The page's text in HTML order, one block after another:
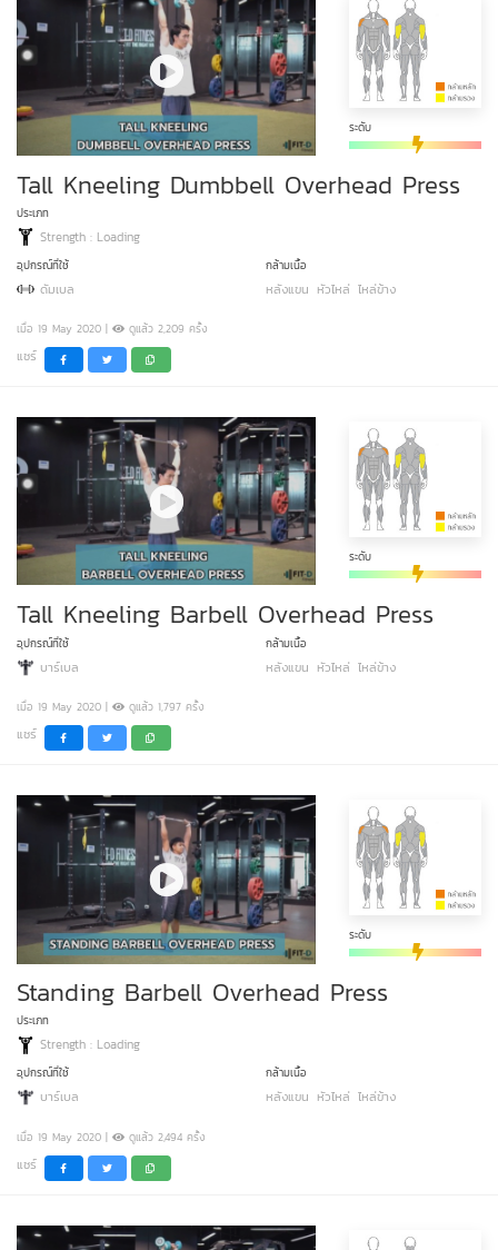
ระดับ
Tall Kneeling Dumbbell Overhead Press
ประเภท
Strength : Loading
อุปกรณ์ที่ใช้
ดัมเบล
กล้ามเนื้อ
หลังแขน หัวไหล่ ไหล่ข้าง
เมื่อ 19 May 2020 | ดูแล้ว 2,209 ครั้ง
แชร์
ระดับ
Tall Kneeling Barbell Overhead Press
อุปกรณ์ที่ใช้
บาร์เบล
กล้ามเนื้อ
หลังแขน หัวไหล่ ไหล่ข้าง
เมื่อ 19 May 2020 | ดูแล้ว 1,797 ครั้ง
แชร์
ระดับ
Standing Barbell Overhead Press
ประเภท
Strength : Loading
อุปกรณ์ที่ใช้
บาร์เบล
กล้ามเนื้อ
หลังแขน หัวไหล่ ไหล่ข้าง
เมื่อ 19 May 2020 | ดูแล้ว 2,494 ครั้ง
แชร์